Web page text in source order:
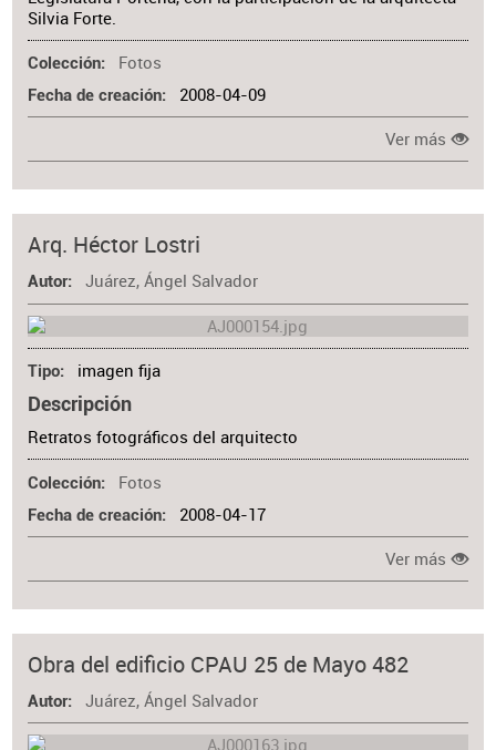
Silvia Forte.
Colección Fotos
Fecha de creación 2008-04-09
Ver más
Arq. Héctor Lostri
Autor Juárez, Ángel Salvador
Tipo imagen fija
Descripción
Retratos fotográficos del arquitecto
Colección Fotos
Fecha de creación 2008-04-17
Ver más
Obra del edificio CPAU 25 de Mayo 482
Autor Juárez, Ángel Salvador